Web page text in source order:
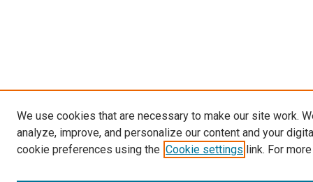
We use cookies that are necessary to make our site work.
analyze, improve, and personalize our content and your
cookie preferences using the Cookie settings link. For